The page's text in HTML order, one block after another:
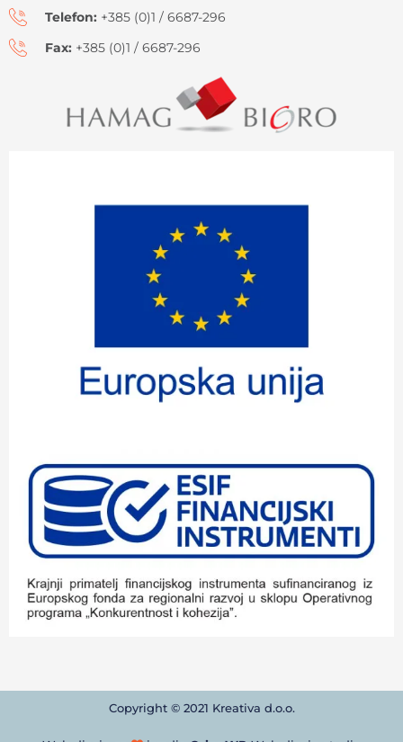
Telefon: +385 (0)1 / 6687-296
Fax: +385 (0)1 / 6687-296
Copyright © 2021 Kreativa d.o.o.